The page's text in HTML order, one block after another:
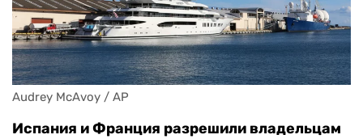
Audrey McAvoy / AP
Испания и Франция разрешили владельцам